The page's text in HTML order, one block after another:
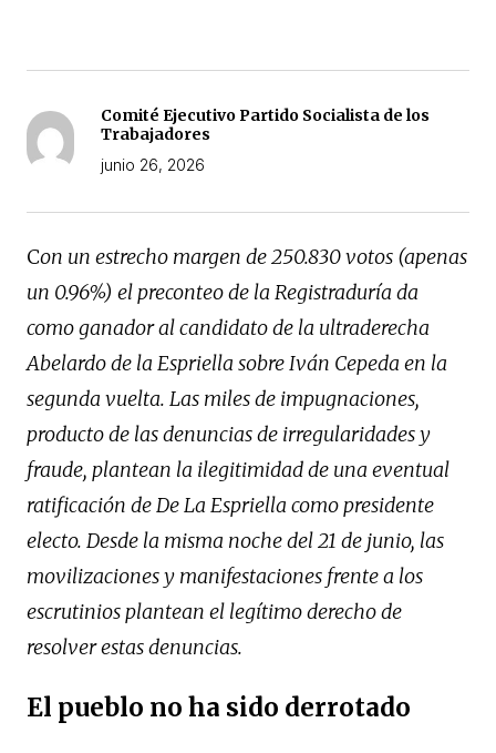
Comité Ejecutivo Partido Socialista de los
Trabajadores
junio 26, 2026
Con un estrecho margen de 250.830 votos (apenas
un 0.96%) el preconteo de la Registraduría da
como ganador al candidato de la ultraderecha
Abelardo de la Espriella sobre Iván Cepeda en la
segunda vuelta. Las miles de impugnaciones,
producto de las denuncias de irregularidades y
fraude, plantean la ilegitimidad de una eventual
ratificación de De La Espriella como presidente
electo. Desde la misma noche del 21 de junio, las
movilizaciones y manifestaciones frente a los
escrutinios plantean el legítimo derecho de
resolver estas denuncias.
El pueblo no ha sido derrotado